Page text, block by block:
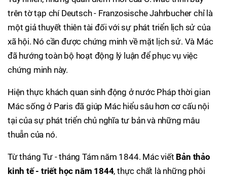
trên tờ tạp chí Deutsch - Franzosische Jahrbucher chỉ là
một giả thuyết thiên tài đối với sự phát triển lịch sử của
xã hội. Nó cần được chứng minh về mặt lịch sử. Và Mác
đã hướng toàn bộ hoạt động lý luận để phục vụ việc
chứng minh này.
Hiện thực khách quan sinh động ở nước Pháp thời gian
Mác sống ở Paris đã giúp Mác hiểu sâu hơn cơ cấu nội
tại của sự phát triển chủ nghĩa tư bản và những mâu
thuẫn của nó.
Từ tháng Tư - tháng Tám năm 1844. Mác viết Bản thảo
kinh tế - triết học năm 1844, thực chất là những phôi